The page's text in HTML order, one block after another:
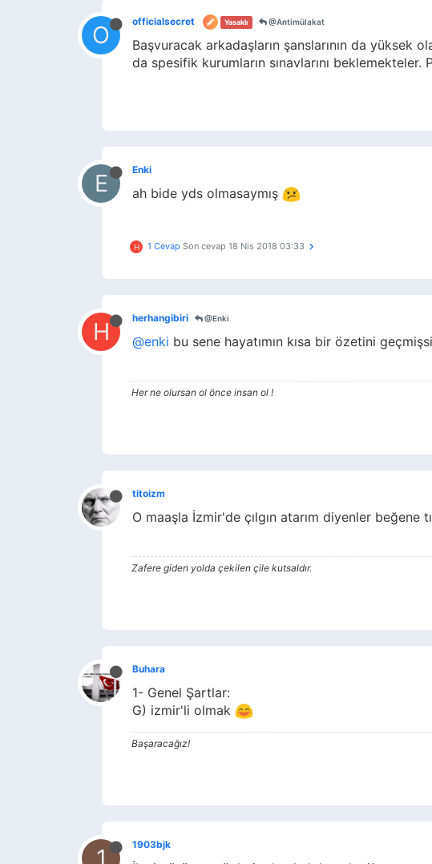
O officialsecret Yasaklı @Antimülakat
Başvuracak arkadaşların şanslarının da
da spesifik kurumların sınavlarını
E Enki
ah bide yds olmasaymış
H 1 Cevap Son cevap 18 Nis 2018 03:33
H herhangibiri @Enki
@enki bu sene hayatımın kısa bir özetini
Her ne olursan ol önce insan ol !
titoizm
O maaşla İzmir'de çılgın atarım diyenler beğene
Zafere giden yolda çekilen çile kutsaldır.
Buhara
1- Genel Şartlar:
G) izmir'li olmak
Başaracağız!
1 1903bjk